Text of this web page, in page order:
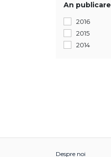
An publicare
2016
2015
2014
Despre noi